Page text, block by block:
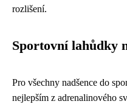
rozlišení.
Sportovní lahůdky
Pro všechny nadšence do
nejlepším z adrenalinového